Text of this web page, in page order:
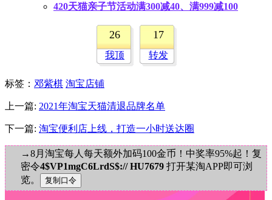
420天猫亲子节活动满300减40、满999减100
26
我顶
17
转发
标签 ： 邓紫棋 淘宝店铺
上一篇: 2021年淘宝天猫清退品牌名单
下一篇: 淘宝便利店上线，打造一小时送达圈
→8月淘宝每人每天额外加码100金币！中奖率95%起！复
密令4$VP1mgC6LrdS$:// HU7679 打开某淘APP即可浏
览。